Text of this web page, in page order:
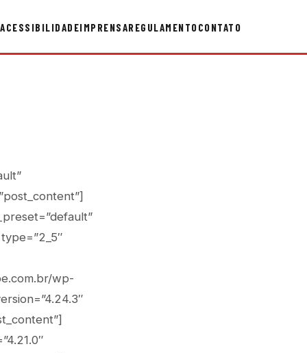
ACESSIBILIDADEIMPRENSAREGULAMENTOCONTATO
wp-